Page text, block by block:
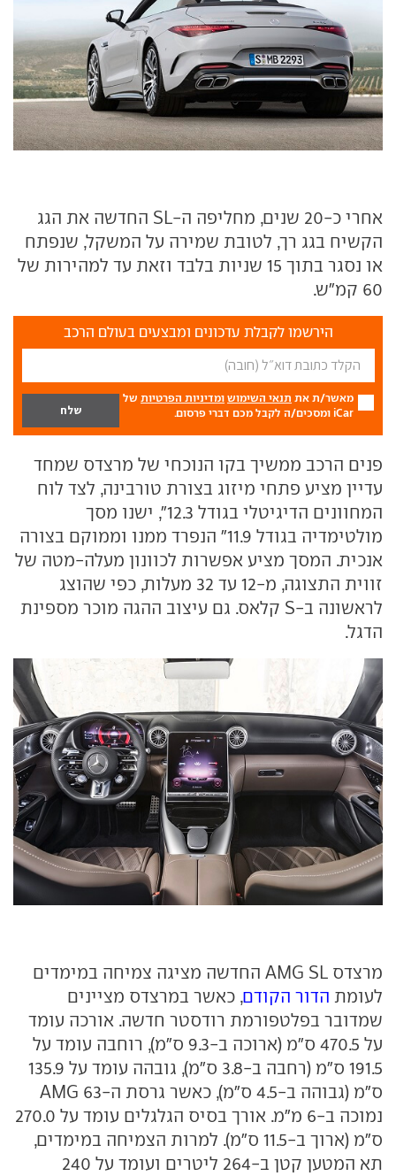
אחרי כ-20 שנים, מחליפה ה-SL החדשה את הגג
הקשיח בגג רך, לטובת שמירה על המשקל, שנפתח
או נסגר בתוך 15 שניות בלבד וזאת עד למהירות של
60 קמ"ש.
הירשמו לקבלת עדכונים ומבצעים בעולם הרכב
מאשר/ת את תנאי השימוש ומדיניות הפרטיות של
iCar ומסכים/ה לקבל מכם דברי פרסום.
פנים הרכב ממשיך בקו הנוכחי של מרצדס שמחד
עדיין מציע פתחי מיזוג בצורת טורבינה, לצד לוח
המחוונים הדיגיטלי בגודל 12.3", ישנו מסך
מולטימדיה בגודל 11.9" הנפרד ממנו וממוקם בצורה
אנכית. המסך מציע אפשרות לכוונון מעלה-מטה של
זווית התצוגה, מ-12 עד 32 מעלות, כפי שהוצג
לראשונה ב-S קלאס. גם עיצוב ההגה מוכר מספינת
הדגל.
מרצדס AMG SL החדשה מציגה צמיחה במימדים
לעומת הדור הקודם, כאשר במרצדס מציינים
שמדובר בפלטפורמת רודסטר חדשה. אורכה עומד
על 470.5 ס"מ (ארוכה ב-9.3 ס"מ), רוחבה עומד על
191.5 ס"מ (רחבה ב-3.8 ס"מ), גובהה עומד על 135.9
ס"מ (גבוהה ב-4.5 ס"מ), כאשר גרסת ה-AMG 63
נמוכה ב-6 מ"מ. אורך בסיס הגלגלים עומד על 270.0
ס"מ (ארוך ב-11.5 ס"מ). למרות הצמיחה במימדים,
תא המטען קטן ב-264 ליטרים ועומד על 240